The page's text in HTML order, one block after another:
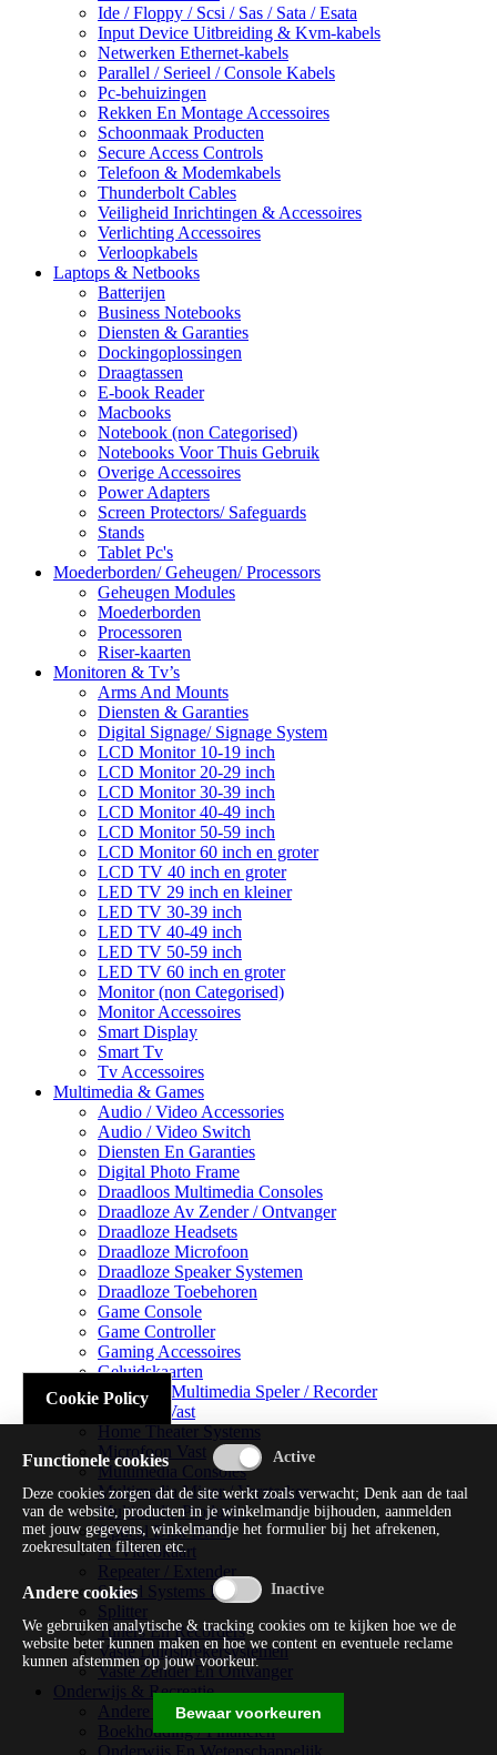
Ide / Floppy / Scsi / Sas / Sata / Esata
Input Device Uitbreiding & Kvm-kabels
Netwerken Ethernet-kabels
Parallel / Serieel / Console Kabels
Pc-behuizingen
Rekken En Montage Accessoires
Schoonmaak Producten
Secure Access Controls
Telefoon & Modemkabels
Thunderbolt Cables
Veiligheid Inrichtingen & Accessoires
Verlichting Accessoires
Verloopkabels
Laptops & Netbooks
Batterijen
Business Notebooks
Diensten & Garanties
Dockingoplossingen
Draagtassen
E-book Reader
Macbooks
Notebook (non Categorised)
Notebooks Voor Thuis Gebruik
Overige Accessoires
Power Adapters
Screen Protectors/ Safeguards
Stands
Tablet Pc's
Moederborden/ Geheugen/ Processors
Geheugen Modules
Moederborden
Processoren
Riser-kaarten
Monitoren & Tv’s
Arms And Mounts
Diensten & Garanties
Digital Signage/ Signage System
LCD Monitor 10-19 inch
LCD Monitor 20-29 inch
LCD Monitor 30-39 inch
LCD Monitor 40-49 inch
LCD Monitor 50-59 inch
LCD Monitor 60 inch en groter
LCD TV 40 inch en groter
LED TV 29 inch en kleiner
LED TV 30-39 inch
LED TV 40-49 inch
LED TV 50-59 inch
LED TV 60 inch en groter
Monitor (non Categorised)
Monitor Accessoires
Smart Display
Smart Tv
Tv Accessoires
Multimedia & Games
Audio / Video Accessories
Audio / Video Switch
Diensten En Garanties
Digital Photo Frame
Draadloos Multimedia Consoles
Draadloze Av Zender / Ontvanger
Draadloze Headsets
Draadloze Microfoon
Draadloze Speaker Systemen
Draadloze Toebehoren
Game Console
Game Controller
Gaming Accessoires
Geluidskaarten
Handheld Multimedia Speler / Recorder
Headsets Vast
Home Theater Systems
Microfoon Vast
Multimedia Consoles
Multimedia Mixer / Versterker
Multimedia Productie
Optical Disk Drive
Pc Videokaart
Repeater / Extender
Sound Systems Hi-fi
Splitter
Tuners En Recorders
Vaste Luidsprekersystemen
Vaste Zender En Ontvanger
Onderwijs & Recreatie
Andere Beveiligingssoftware
Boekhouding / Financiën
Cookie Policy
Functionele cookies
Deze cookies zorgen dat de site werkt zoals verwacht; Denk aan de taal
van de website, producten in je winkelmandje bijhouden, aanmelden
met jouw gegevens, winkelmandje het formulier bij het afrekenen,
zoekresultaten filteren etc.
Andere cookies
We gebruiken analytische & tracking cookies om te kijken hoe we de
website beter kunnen maken en hoe we content en eventuele reclame
kunnen afstemmen op jouw voorkeur.
Bewaar voorkeuren